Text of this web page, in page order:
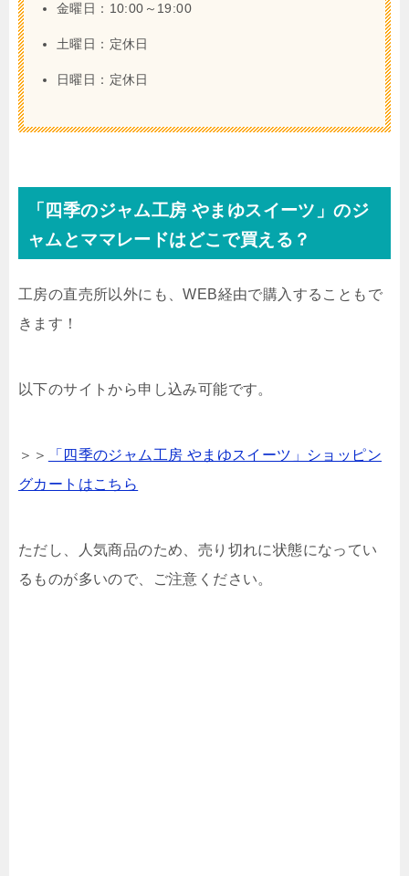
金曜日：10:00～19:00
土曜日：定休日
日曜日：定休日
「四季のジャム工房 やまゆスイーツ」のジ
ャムとママレードはどこで買える？
工房の直売所以外にも、WEB経由で購入することもで
きます！
以下のサイトから申し込み可能です。
＞＞
「四季のジャム工房 やまゆスイーツ」ショッピン
グカートはこちら
ただし、人気商品のため、売り切れに状態になってい
るものが多いので、ご注意ください。